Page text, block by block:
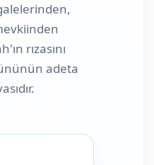
rızasını
adeta